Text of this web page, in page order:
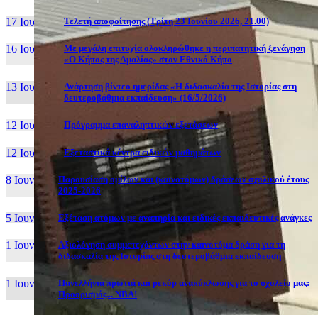
17 Ιουν, 26 Τελετή αποφοίτησης (Τρίτη 23 Ιουνίου 2026, 21.00)
16 Ιουν, 26
Με μεγάλη επιτυχία ολοκληρώθηκε η περιπατητική ξενάγηση
«Ο Κήπος της Αμαλίας» στον Εθνικό Κήπο
13 Ιουν, 26
Ανάρτηση βίντεο ημερίδας «Η διδασκαλία της Ιστορίας στη
δευτεροβάθμια εκπαίδευση» (16/5/2026)
12 Ιουν, 26 Πρόγραμμα επαναληπτικών εξετάσεων
12 Ιουν, 26 Εξεταστικά κέντρα ειδικών μαθημάτων
8 Ιουν, 26
Παρουσίαση ομίλων και (καινοτόμων) δράσεων σχολικού έτους
2025-2026
5 Ιουν, 26 Εξέταση ατόμων με αναπηρία και ειδικές εκπαιδευτικές ανάγκες
1 Ιουν, 26
Αξιολόγηση συμμετεχόντων στην καινοτόμα δράση για τη
διδασκαλία της Ιστορίας στη δευτεροβάθμια εκπαίδευση
1 Ιουν, 26
Πανελλήνια πρωτιά και ρεκόρ ανακύκλωσης για το σχολείο μας:
Προορισμός... NBA!